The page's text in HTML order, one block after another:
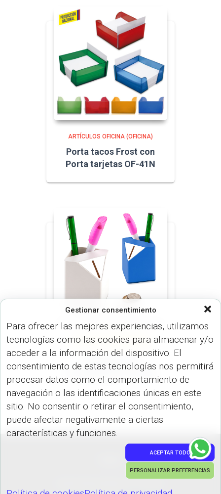
Gestionar consentimiento
Para ofrecer las mejores experiencias, utilizamos
tecnologías como las cookies para almacenar y/o
acceder a la información del dispositivo. El
consentimiento de estas tecnologías nos permitirá
procesar datos como el comportamiento de
navegación o las identificaciones únicas en este
sitio. No consentir o retirar el consentimiento,
puede afectar negativamente a ciertas
características y funciones.
ACEPTAR TODO
PERSONALIZAR PREFERENCIAS
ARTÍCULOS OFICINA (OFICINA)
Porta tacos Frost con
Porta tarjetas OF-41N
ALCANCÍAS (VARIEDADES)
ARTÍCULOS OFICINA (OFICINA)
Alcancia con
Portaboligrafo VA-565